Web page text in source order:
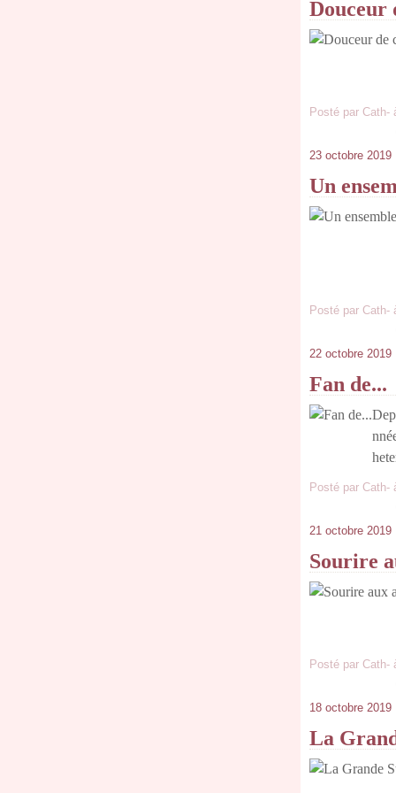
Douceur
Posté par Cath-
23 octobre 2019
Un
Posté par Cath-
22 octobre 2019
Fan de...
Posté par Cath-
21 octobre 2019
Sourire
Posté par Cath-
18 octobre 2019
La